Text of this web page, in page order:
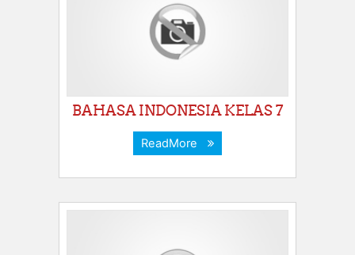
BAHASA INDONESIA KELAS 7
ReadMore